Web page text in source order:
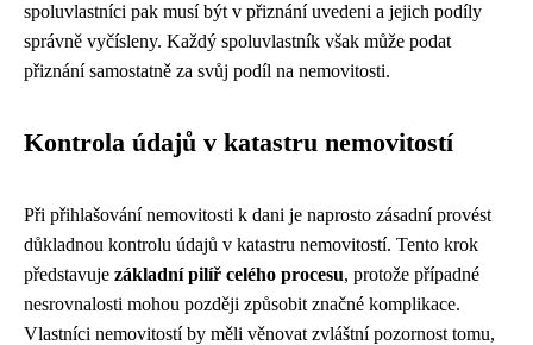
spoluvlastníci pak musí být v přiznání uvedeni a jejich podíly
správně vyčísleny. Každý spoluvlastník však může podat
přiznání samostatně za svůj podíl na nemovitosti.
Kontrola údajů v katastru nemovitostí
Při přihlašování nemovitosti k dani je naprosto zásadní provést
důkladnou kontrolu údajů v katastru nemovitostí. Tento krok
představuje základní pilíř celého procesu, protože případné
nesrovnalosti mohou později způsobit značné komplikace.
Vlastníci nemovitostí by měli věnovat zvláštní pozornost tomu,